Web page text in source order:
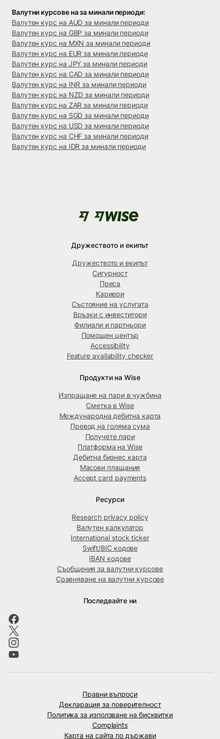
Валутни курсове на за минали периоди:
Валутен курс на AUD за минали периоди
Валутен курс на GBP за минали периоди
Валутен курс на MXN за минали периоди
Валутен курс на EUR за минали периоди
Валутен курс на JPY за минали периоди
Валутен курс на CAD за минали периоди
Валутен курс на INR за минали периоди
Валутен курс на NZD за минали периоди
Валутен курс на ZAR за минали периоди
Валутен курс на SGD за минали периоди
Валутен курс на USD за минали периоди
Валутен курс на CHF за минали периоди
Валутен курс на IDR за минали периоди
Дружеството и екипът
Дружеството и екипът
Сигурност
Преса
Кариери
Състояние на услугата
Връзки с инвеститори
Филиали и партньори
Помощен център
Accessibility
Feature availability checker
Продукти на Wise
Изпращане на пари в чужбина
Сметка в Wise
Международна дебитна карта
Превод на голяма сума
Получете пари
Платформа на Wise
Дебитна бизнес карта
Масови плащания
Accept card payments
Ресурси
Research privacy policy
Валутен калкулатор
International stock ticker
Swift/BIC кодове
IBAN кодове
Съобщения за валутни курсове
Сравняване на валутни курсове
Последвайте ни
Правни въпроси
Декларация за поверителност
Политика за използване на бисквитки
Complaints
Карта на сайта по държави